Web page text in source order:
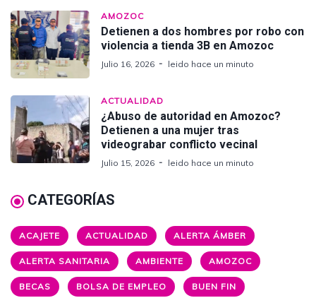
AMOZOC
Detienen a dos hombres por robo con
violencia a tienda 3B en Amozoc
Julio 16, 2026 leido hace un minuto
ACTUALIDAD
¿Abuso de autoridad en Amozoc?
Detienen a una mujer tras
videograbar conflicto vecinal
Julio 15, 2026 leido hace un minuto
CATEGORÍAS
ACAJETE ACTUALIDAD ALERTA ÁMBER
ALERTA SANITARIA AMBIENTE AMOZOC
BECAS BOLSA DE EMPLEO BUEN FIN